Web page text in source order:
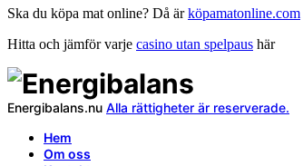
Ska du köpa mat online? Då ärköpamatonline.com
Hitta och jämför varje casino utan spelpaus här
Energibalans.nu Alla rättigheter är reserverade.
Hem
Om oss